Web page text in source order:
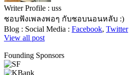
Writer Profile : uss
ชอบฟังเพลงพอๆ กับชอบนอนหลับ :)
Blog : Social Media : Facebook, Twitter
View all post
Founding Sponsors